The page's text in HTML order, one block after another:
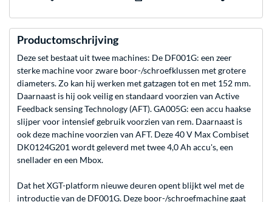
Productomschrijving
Deze set bestaat uit twee machines: De DF001G: een zeer
sterke machine voor zware boor-/schroefklussen met grotere
diameters. Zo kan hij werken met gatzagen tot en met 152 mm.
Daarnaast is hij ook veilig en standaard voorzien van Active
Feedback sensing Technology (AFT). GA005G: een accu haakse
slijper voor intensief gebruik voorzien van rem. Daarnaast is
ook deze machine voorzien van AFT. Deze 40 V Max Combiset
DK0124G201 wordt geleverd met twee 4,0 Ah accu's, een
snellader en een Mbox.
Dat het XGT-platform nieuwe deuren opent blijkt wel met de
introductie van de DF001G. Deze boor-/schroefmachine gaat